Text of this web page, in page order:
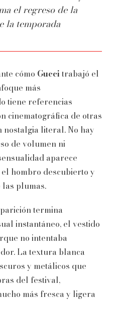
el regreso de la
la temporada
cómo Gucci trabajó el
más
tiene referencias
cinematográfica de otras
nostalgia literal. No hay
de volumen ni
aparece
hombro descubierto y
plumas.
termina
instantáneo, el vestido
no intentaba
La textura blanca
y metálicos que
del festival,
más fresca y ligera